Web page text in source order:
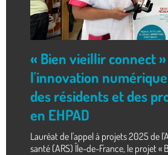
« Bien vieillir connect
l'innovation
des résidents et des
en EHPAD
Lauréat de l'appel à projets 2025 de
santé (ARS) Île-de-France, le projet «